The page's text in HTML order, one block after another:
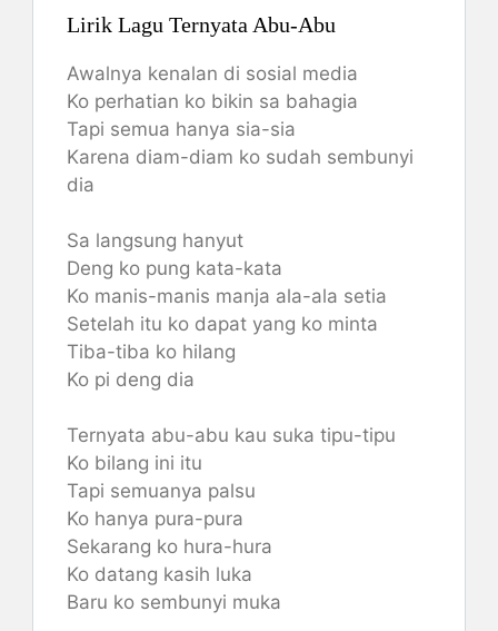
Lirik Lagu Ternyata Abu-Abu
Awalnya kenalan di sosial media
Ko perhatian ko bikin sa bahagia
Tapi semua hanya sia-sia
Karena diam-diam ko sudah sembunyi
dia
Sa langsung hanyut
Deng ko pung kata-kata
Ko manis-manis manja ala-ala setia
Setelah itu ko dapat yang ko minta
Tiba-tiba ko hilang
Ko pi deng dia
Ternyata abu-abu kau suka tipu-tipu
Ko bilang ini itu
Tapi semuanya palsu
Ko hanya pura-pura
Sekarang ko hura-hura
Ko datang kasih luka
Baru ko sembunyi muka